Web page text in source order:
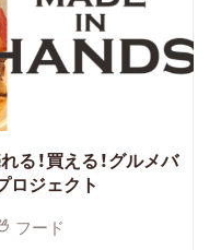
る！買える！グルメバ
ロジェクト
フード